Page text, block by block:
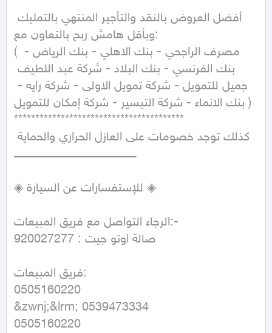
وبأقل هامش ربح بالتعاون مع:
( مصرف الراجحي - بنك الاهلي - بنك الرياض -
بنك الانماء - شركة التيسير - شركة إمكان للتمويل )
****************************************
ـــــــــــــــــــــــــــــــــــــــــــــــــــــــــــــــــــ
◈ للإستفسارات عن السيارة ◈
الرجاء التواصل مع فريق المبيعات:-
صالة اوتو جيت : 920027277
فريق المبيعات:
0505160220
&zwnj;&lrm; 0539473334
0505160220